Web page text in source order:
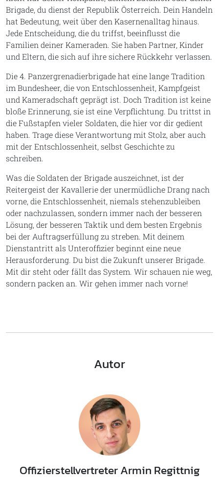
Brigade, du dienst der Republik Österreich. Dein Handeln
hat Bedeutung, weit über den Kasernenalltag hinaus.
Jede Entscheidung, die du triffst, beeinflusst die
Familien deiner Kameraden. Sie haben Partner, Kinder
und Eltern, die sich auf ihre sichere Rückkehr verlassen.
Die 4. Panzergrenadierbrigade hat eine lange Tradition
im Bundesheer, die von Entschlossenheit, Kampfgeist
und Kameradschaft geprägt ist. Doch Tradition ist keine
bloße Erinnerung, sie ist eine Verpflichtung. Du trittst in
die Fußstapfen vieler Soldaten, die hier vor dir gedient
haben. Trage diese Verantwortung mit Stolz, aber auch
mit der Entschlossenheit, selbst Geschichte zu
schreiben.
Was die Soldaten der Brigade auszeichnet, ist der
Reitergeist der Kavallerie der unermüdliche Drang nach
vorne, die Entschlossenheit, niemals stehenzubleiben
oder nachzulassen, sondern immer nach der besseren
Lösung, der besseren Taktik und dem besten Ergebnis
bei der Auftragserfüllung zu streben. Mit deinem
Dienstantritt als Unteroffizier beginnt eine neue
Herausforderung. Du bist die Zukunft unserer Brigade.
Mit dir steht oder fällt das System. Wir schauen nie weg,
sondern packen an. Wir gehen immer nach vorne!
Autor
Offizierstellvertreter Armin Regittnig